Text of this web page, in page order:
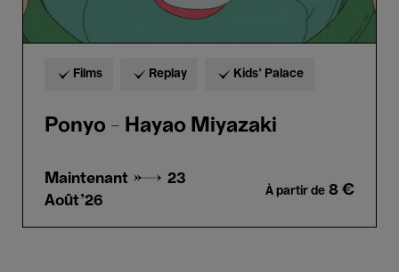
Films Replay Kids’ Palace
Ponyo - Hayao Miyazaki
Maintenant → 23
Août'26
À partir de 8 €